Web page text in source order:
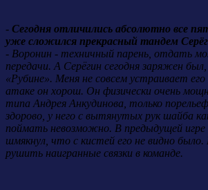
- Сегодня отличились абсолютно все
уже сложился прекрасный тандем
- Воронин - техничный парень, отдать
передачи. А Серёгин сегодня заряжен
«Рубине». Меня не совсем устраивает его
атаке он хорош. Он физически очень
типа Андрея Анкудинова, только
здорово, у него с вытянутых рук шайба
поймать невозможно. В предыдущей игре
шмякнул, что с кистей его не видно
рушить наигранные связки в команде.